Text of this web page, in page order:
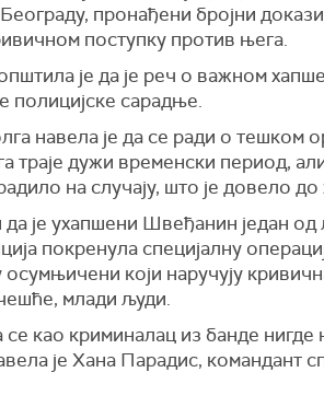
пронађени бројни докази
поступку против њега.
је да је реч о важном
полицијске сарадње.
навела је да се ради о тешком
траје дужи временски период,
на случају, што је довело
је ухапшени Швеђанин један
покренула специјалну
осумњичени који наручују
млади људи.
се као криминалац из банде
је Хана Парадис, командант